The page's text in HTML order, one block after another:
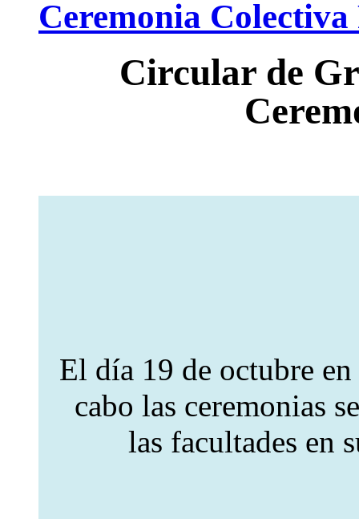
Ceremonia
Circular de
El día 19 de octubre
cabo las ceremonias
las facultades en